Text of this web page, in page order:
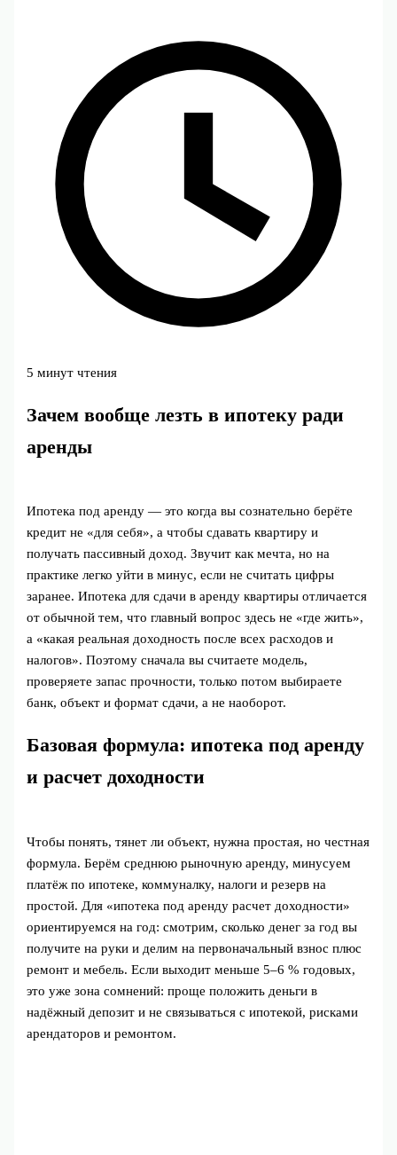
5 минут чтения
Зачем вообще лезть в ипотеку ради
аренды
Ипотека под аренду — это когда вы сознательно берёте
кредит не «для себя», а чтобы сдавать квартиру и
получать пассивный доход. Звучит как мечта, но на
практике легко уйти в минус, если не считать цифры
заранее. Ипотека для сдачи в аренду квартиры отличается
от обычной тем, что главный вопрос здесь не «где жить»,
а «какая реальная доходность после всех расходов и
налогов». Поэтому сначала вы считаете модель,
проверяете запас прочности, только потом выбираете
банк, объект и формат сдачи, а не наоборот.
Базовая формула: ипотека под аренду
и расчет доходности
Чтобы понять, тянет ли объект, нужна простая, но честная
формула. Берём среднюю рыночную аренду, минусуем
платёж по ипотеке, коммуналку, налоги и резерв на
простой. Для «ипотека под аренду расчет доходности»
ориентируемся на год: смотрим, сколько денег за год вы
получите на руки и делим на первоначальный взнос плюс
ремонт и мебель. Если выходит меньше 5–6 % годовых,
это уже зона сомнений: проще положить деньги в
надёжный депозит и не связываться с ипотекой, рисками
арендаторов и ремонтом.